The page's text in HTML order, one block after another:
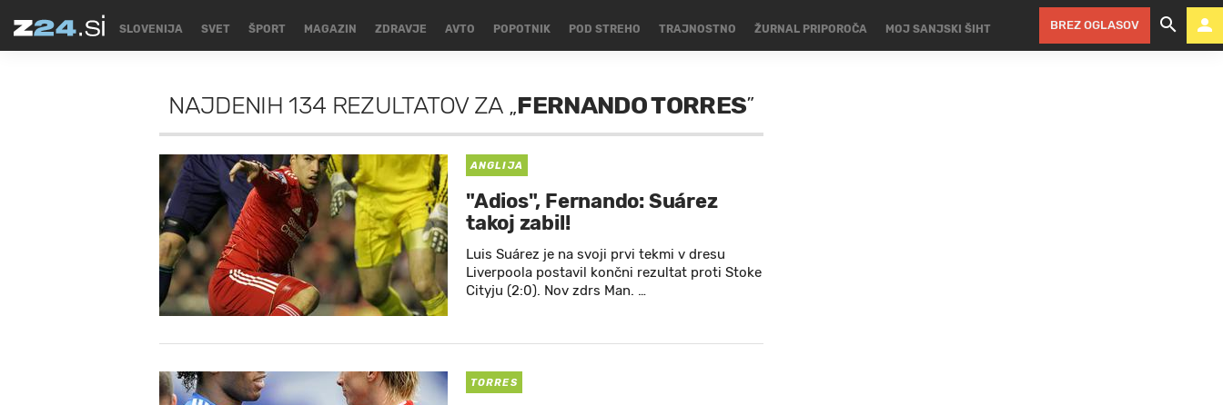
SLOVENIJA SVET ŠPORT MAGAZIN ZDRAVJE AVTO POPOTNIK POD STREHO TRAJNOSTNO ŽURNAL PRIPOROČA MOJ SANJSKI ŠIHT BREZ OGLASOV
NAJDENIH 134 REZULTATOVZA„FERNANDO TORRES”
ANGLIJA
"Adios", Fernando: Suárez
takoj zabil!
Luis Suárez je na svoji prvi tekmi v dresu
Liverpoola postavil končni rezultat proti Stoke
Cityju (2:0). Nov zdrs Man. …
TORRES